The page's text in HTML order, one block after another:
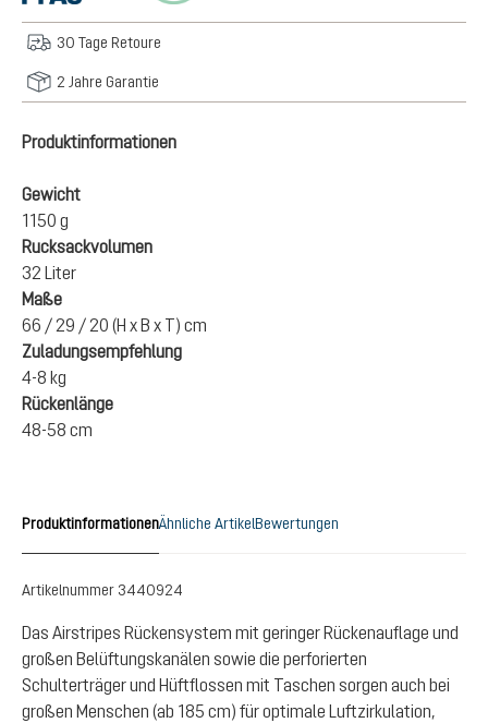
30 Tage Retoure
2 Jahre Garantie
Produktinformationen
Gewicht
1150 g
Rucksackvolumen
32 Liter
Maße
66 / 29 / 20 (H x B x T) cm
Zuladungsempfehlung
4-8 kg
Rückenlänge
48-58 cm
ProduktinformationenÄhnliche ArtikelBewertungen
Artikelnummer 3440924
Das Airstripes Rückensystem mit geringer Rückenauflage und
großen Belüftungskanälen sowie die perforierten
Schulterträger und Hüftflossen mit Taschen sorgen auch bei
großen Menschen (ab 185 cm) für optimale Luftzirkulation,